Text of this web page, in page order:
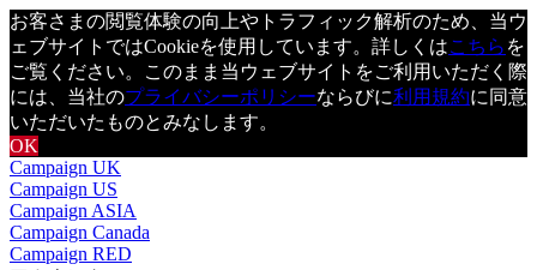
お客さまの閲覧体験の向上やトラフィック解析のため、当ウ
ェブサイトではCookieを使用しています。詳しくはこちら を
ご覧ください。このまま当ウェブサイトをご利用いただく際
には、当社のプライバシーポリシーならびに利用規約に同意
いただいたものとみなします。
OK
Campaign UK
Campaign US
Campaign ASIA
Campaign Canada
Campaign RED